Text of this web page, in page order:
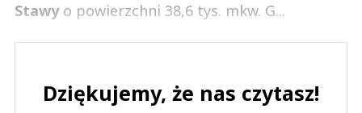
Stawyo powierzchni 38,6 tys. mkw. G...
Dziękujemy, że nas czytasz!